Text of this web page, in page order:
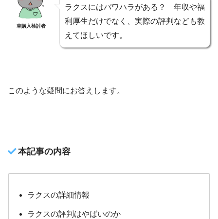
車購入検討者
ラクスにはパワハラがある？ 年収や福
利厚生だけでなく、実際の評判なども教
えてほしいです。
このような疑問にお答えします。
本記事の内容
ラクスの詳細情報
ラクスの評判はやばいのか